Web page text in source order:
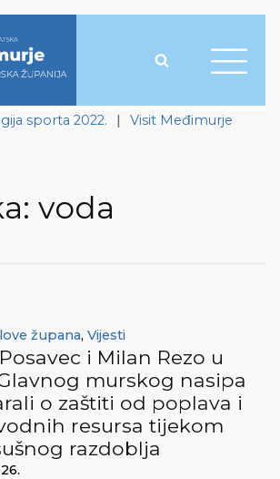
sporta 2022. | Visit Međimurje
voda
župana, Vijesti
i Milan Rezo u
murskog nasipa
o zaštiti od poplava i
resursa tijekom
razdoblja